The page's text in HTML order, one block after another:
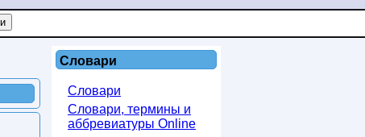
Словари
Словари
Словари, термины и
аббревиатуры Online